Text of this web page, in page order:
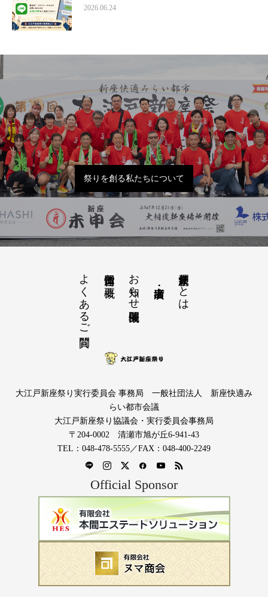
2026.06.24
祭りを創る私たちについて
大江戸新座祭りとは
お知らせ開催概要
運営団体と概要
よくあるご質問
大江戸新座祭り実行委員会 事務局 一般社団法人 新座快適み
らい都市会議
大江戸新座祭り協議会・実行委員会事務局
〒204-0002 清瀬市旭が丘6-941-43
TEL：048-478-5555／FAX：048-400-2249
Official Sponsor